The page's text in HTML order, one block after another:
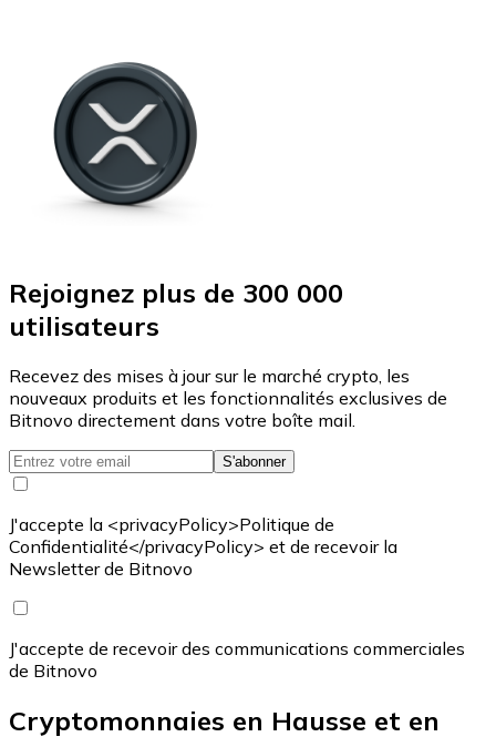
Rejoignez plus de 300 000
utilisateurs
Recevez des mises à jour sur le marché crypto, les
nouveaux produits et les fonctionnalités exclusives de
Bitnovo directement dans votre boîte mail.
S'abonner
J'accepte la <privacyPolicy>Politique de
Confidentialité</privacyPolicy> et de recevoir la
Newsletter de Bitnovo
J'accepte de recevoir des communications commerciales
de Bitnovo
Cryptomonnaies en Hausse et en